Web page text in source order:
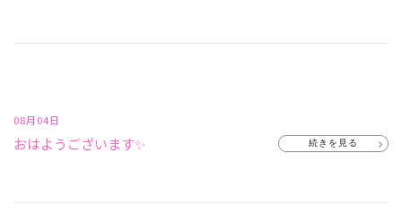
08月04日
おはようございます✨ 続きを見る